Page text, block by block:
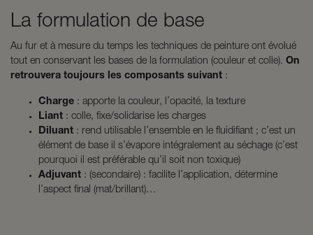
La formulation de base
Au fur et à mesure du temps les techniques de peinture ont évolué
tout en conservant les bases de la formulation (couleur et colle). On
retrouvera toujours les composants suivant :
Charge : apporte la couleur, l’opacité, la texture
Liant : colle, fixe/solidarise les charges
Diluant : rend utilisable l’ensemble en le fluidifiant ; c’est un
élément de base il s’évapore intégralement au séchage (c’est
pourquoi il est préférable qu’il soit non toxique)
Adjuvant : (secondaire) : facilite l’application, détermine
l’aspect final (mat/brillant)…